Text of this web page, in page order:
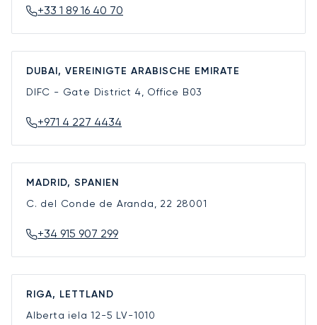
+33 1 89 16 40 70
DUBAI, VEREINIGTE ARABISCHE EMIRATE
DIFC - Gate District 4, Office B03
+971 4 227 4434
MADRID, SPANIEN
C. del Conde de Aranda, 22 28001
+34 915 907 299
RIGA, LETTLAND
Alberta iela 12-5 LV-1010